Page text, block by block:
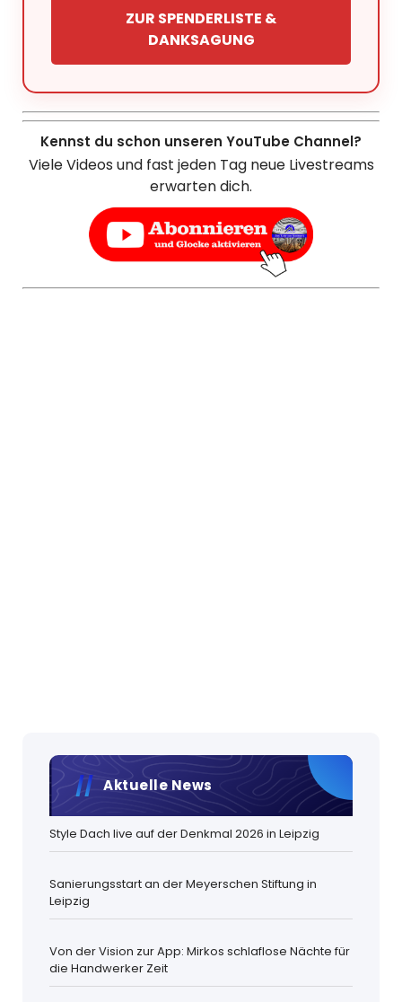
ZUR SPENDERLISTE &
DANKSAGUNG
Kennst du schon unseren YouTube Channel?
Viele Videos und fast jeden Tag neue Livestreams
erwarten dich.
Aktuelle News
Style Dach live auf der Denkmal 2026 in Leipzig
Sanierungsstart an der Meyerschen Stiftung in
Leipzig
Von der Vision zur App: Mirkos schlaflose Nächte für
die Handwerker Zeit